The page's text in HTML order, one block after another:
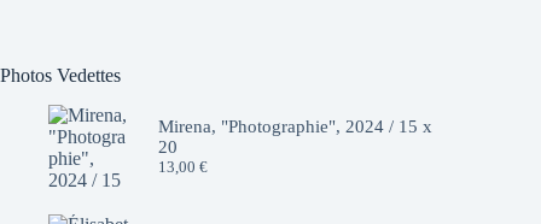
Photos Vedettes
Mirena, "Photographie", 2024 / 15 x
20
13,00 €